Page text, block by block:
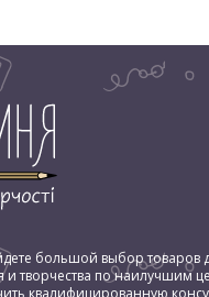
большой выбор товаров
и творчества по наилучшим
квалифицированную